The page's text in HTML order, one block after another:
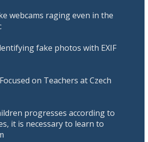
webcams raging even in the
fake photos with EXIF
on Teachers at Czech
progresses according to
it is necessary to learn to